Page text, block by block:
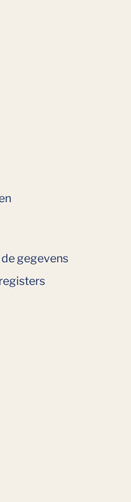
gegevens